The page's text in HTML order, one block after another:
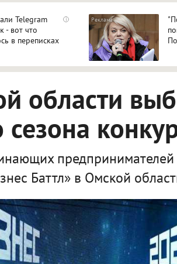
i
Telegram
- вот что
в переписках
области
сезона
предпринимателей
Баттл» в Омской